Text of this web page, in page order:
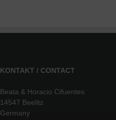
KONTAKT / CONTACT
Beata & Horacio Cifuentes
14547 Beelitz
Germany